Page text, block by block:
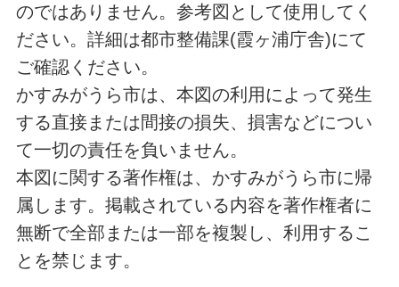
のではありません。参考図として使用してく
ださい。詳細は都市整備課(霞ヶ浦庁舎)にて
ご確認ください。
かすみがうら市は、本図の利用によって発生
する直接または間接の損失、損害などについ
て一切の責任を負いません。
本図に関する著作権は、かすみがうら市に帰
属します。掲載されている内容を著作権者に
無断で全部または一部を複製し、利用するこ
とを禁じます。